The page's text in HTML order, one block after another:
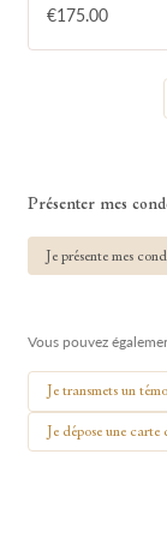
€175.00
Présenter mes
Je présente mes
Vous pouvez
Je transmets un
Je dépose une carte